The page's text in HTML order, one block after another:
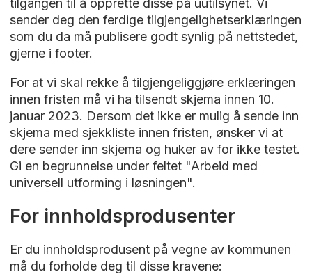
tilgangen til å opprette disse på uutilsynet. Vi
sender deg den ferdige tilgjengelighetserklæringen
som du da må publisere godt synlig på nettstedet,
gjerne i footer.
For at vi skal rekke å tilgjengeliggjøre erklæringen
innen fristen må vi ha tilsendt skjema innen 10.
januar 2023. Dersom det ikke er mulig å sende inn
skjema med sjekkliste innen fristen, ønsker vi at
dere sender inn skjema og huker av for ikke testet.
Gi en begrunnelse under feltet "Arbeid med
universell utforming i løsningen".
For innholdsprodusenter
Er du innholdsprodusent på vegne av kommunen
må du forholde deg til disse kravene: